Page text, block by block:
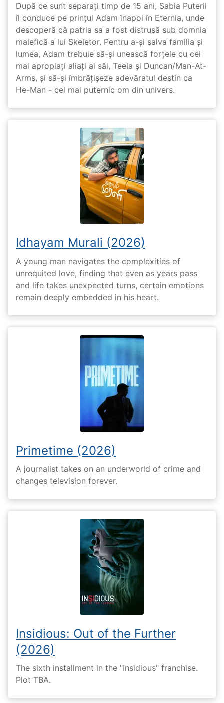
După ce sunt separați timp de 15 ani, Sabia Puterii
îl conduce pe prințul Adam înapoi în Eternia, unde
descoperă că patria sa a fost distrusă sub domnia
malefică a lui Skeletor. Pentru a-și salva familia și
lumea, Adam trebuie să-și unească forțele cu cei
mai apropiați aliați ai săi, Teela și Duncan/Man-At-
Arms, și să-și îmbrățișeze adevăratul destin ca
He-Man - cel mai puternic om din univers.
Idhayam Murali (2026)
A young man navigates the complexities of
unrequited love, finding that even as years pass
and life takes unexpected turns, certain emotions
remain deeply embedded in his heart.
Primetime (2026)
A journalist takes on an underworld of crime and
changes television forever.
Insidious: Out of the Further
(2026)
The sixth installment in the "Insidious" franchise.
Plot TBA.